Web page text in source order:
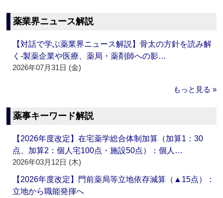
薬業界ニュース解説
【対話で学ぶ薬業界ニュース解説】骨太の方針を読み解
く‐製薬企業や医療、薬局・薬剤師への影…
2026年07月31日 (金)
もっと見る »
薬事キーワード解説
【2026年度改定】在宅薬学総合体制加算（加算1：30
点、加算2：個人宅100点・施設50点）：個人…
2026年03月12日 (木)
【2026年度改定】門前薬局等立地依存減算（▲15点）：
立地から職能発揮へ